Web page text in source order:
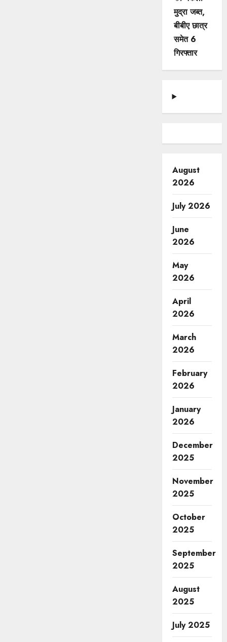
मुद्रा जब्त,
बीबीए छात्र
समेत 6
गिरफ्तार
August
2026
July 2026
June
2026
May
2026
April
2026
March
2026
February
2026
January
2026
December
2025
November
2025
October
2025
September
2025
August
2025
July 2025